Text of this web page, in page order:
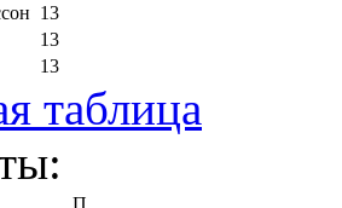
13
13
13
таблица
П